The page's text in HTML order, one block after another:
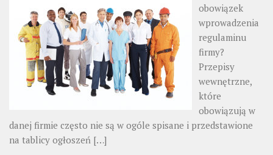
obowiązek
wprowadzenia
regulaminu
firmy?
Przepisy
wewnętrzne,
które
obowiązują w
danej firmie często nie są w ogóle spisane i przedstawione
na tablicy ogłoszeń […]